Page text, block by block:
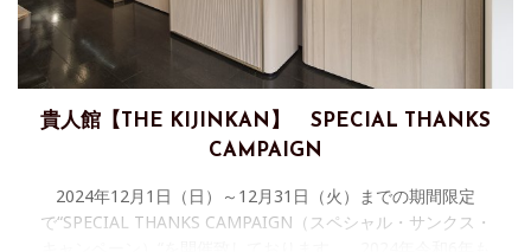
貴人館【THE KIJINKAN】 SPECIAL THANKS
CAMPAIGN
2024年12月1日（日）～12月31日（火）までの期間限定
で“SPECIAL THANKS CAMPAIGN（スペシャル・サンクス・